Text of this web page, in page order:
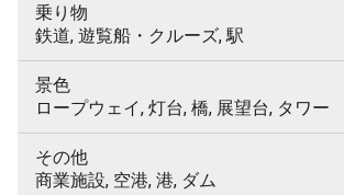
乗り物
鉄道, 遊覧船・クルーズ, 駅
景色
ロープウェイ, 灯台, 橋, 展望台, タワー
その他
商業施設, 空港, 港, ダム